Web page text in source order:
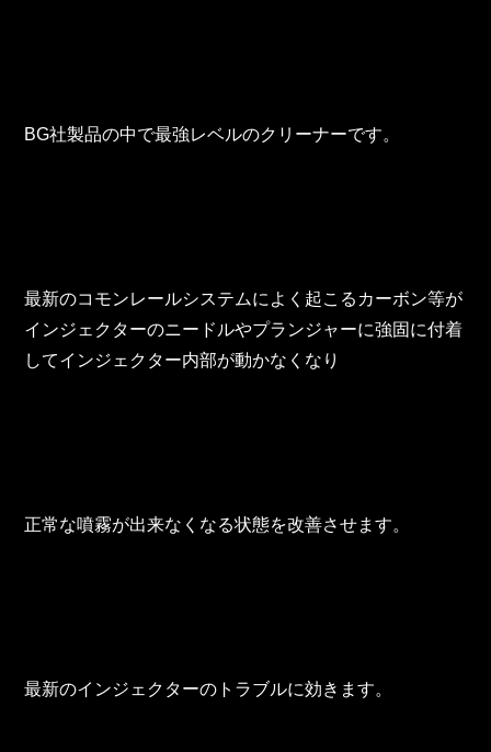
BG社製品の中で最強レベルのクリーナーです。
最新のコモンレールシステムによく起こるカーボン等が
インジェクターのニードルやプランジャーに強固に付着
してインジェクター内部が動かなくなり
正常な噴霧が出来なくなる状態を改善させます。
最新のインジェクターのトラブルに効きます。